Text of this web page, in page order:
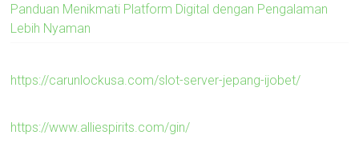
Panduan Menikmati Platform Digital dengan Pengalaman
Lebih Nyaman
https://carunlockusa.com/slot-server-jepang-ijobet/
https://www.alliespirits.com/gin/